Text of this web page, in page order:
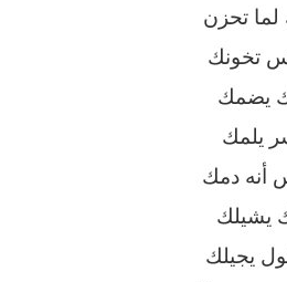
تحزن
تخونك
يضمك
يلمك
أنه دمك
يشيلك
يجيلك